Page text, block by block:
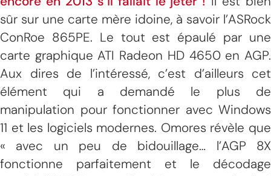
sûr sur une carte mère idoine, à savoir l’ASRock
ConRoe 865PE. Le tout est épaulé par une
carte graphique ATI Radeon HD 4650 en AGP.
Aux dires de l’intéressé, c’est d’ailleurs cet
élément qui a demandé le plus de
manipulation pour fonctionner avec Windows
11 et les logiciels modernes. Omores révèle que
« avec un peu de bidouillage… l’AGP 8X
fonctionne parfaitement et le décodage